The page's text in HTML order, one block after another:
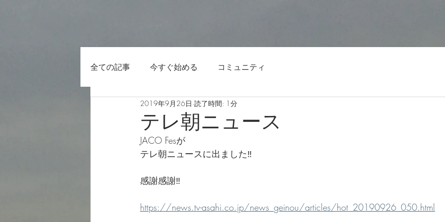
全ての記事 今すぐ始める コミュニティ
テレ朝ニュース
2019年9月26日 読了時間: 1分
JACO Fesが
テレ朝ニュースに出ました‼️
感謝感謝‼️
https://news.tv-asahi.co.jp/news_geinou/articles/hot_20190926_050.html